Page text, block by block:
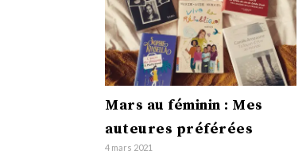
Mars au féminin : Mes
auteures préférées
4 mars 2021